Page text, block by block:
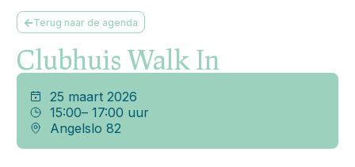
Terug naar de agenda
Clubhuis Walk In
25 maart 2026
15:00– 17:00 uur
Angelslo 82